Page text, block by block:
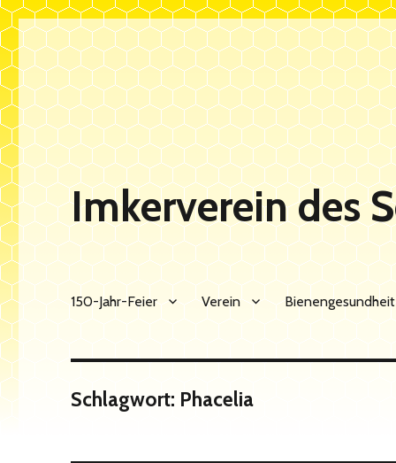
Imkerverein des
150-Jahr-Feier Verein Bienengesundheit
Schlagwort: Phacelia